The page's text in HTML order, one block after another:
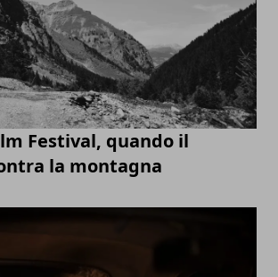
Festival, quando il
la montagna